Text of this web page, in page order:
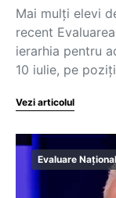
Mai mulți elevi
recent
ierarhia pentru
10 iulie, pe
Vezi articolul
Evaluare